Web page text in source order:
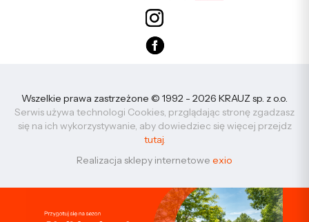
Wszelkie prawa zastrzeżone © 1992 - 2026 KRAUZ sp. z o.o.
Serwis używa technologi Cookies, przglądając stronę zgadzasz
się na ich wykorzystywanie, aby dowiedziec się więcej przejdz
tutaj.
Realizacja sklepy internetowe exio